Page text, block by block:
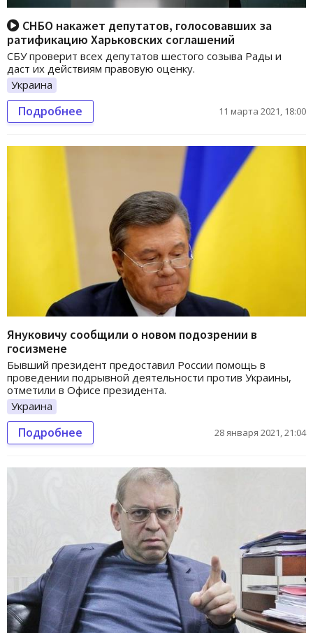
СНБО накажет депутатов, голосовавших за
ратификацию Харьковских соглашений
СБУ проверит всех депутатов шестого созыва Рады и
даст их действиям правовую оценку.
Украина
Подробнее 11 марта 2021, 18:00
Януковичу сообщили о новом подозрении в
госизмене
Бывший президент предоставил России помощь в
проведении подрывной деятельности против Украины,
отметили в Офисе президента.
Украина
Подробнее 28 января 2021, 21:04